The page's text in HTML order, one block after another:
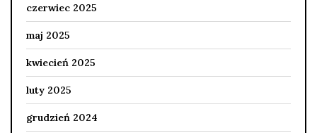
czerwiec 2025
maj 2025
kwiecień 2025
luty 2025
grudzień 2024